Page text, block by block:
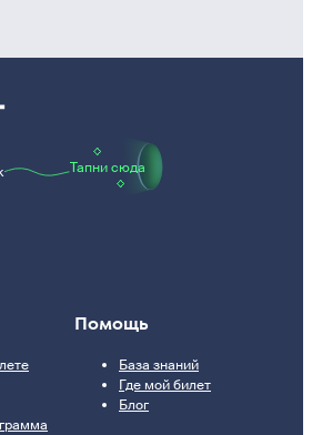
Тапни сюда
Помощь
База знаний
Где мой билет
Блог